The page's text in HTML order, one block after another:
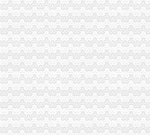
辣,去办营业执照她们说不能用
执照的变更手续_HAM一族_HAM论
庆代办公司
_会计代账_外资执照【重庆大田商
照_税务登记证_工商局核名-重庆
,重庆渝北区国税局加州税务所地址
起-重庆时报电子版、重庆时报
北东和春天等两家小微支行开业的批